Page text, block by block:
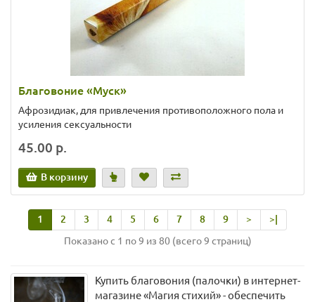
Благовоние «Муск»
Афрозидиак, для привлечения противоположного пола и
усиления сексуальности
45.00 р.
В корзину
1 2 3 4 5 6 7 8 9 >
>|
Показано с 1 по 9 из 80 (всего 9 страниц)
Купить благовония (палочки) в интернет-
магазине «Магия стихий» - обеспечить